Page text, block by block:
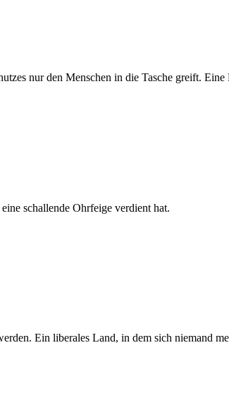
nur den Menschen in die Tasche greift.
schallende Ohrfeige verdient hat.
Ein liberales Land, in dem sich niemand